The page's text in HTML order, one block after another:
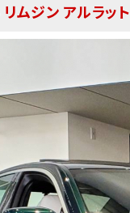
ムジン アルラット